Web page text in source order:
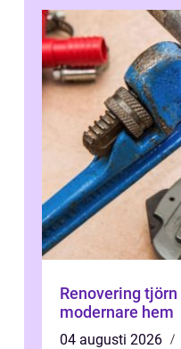
Renovering tjörn trygg väg till ett
modernare hem
04 augusti 2026